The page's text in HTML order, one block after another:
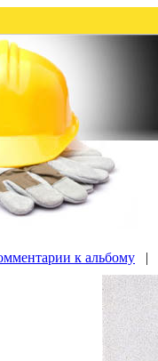
к альбому |